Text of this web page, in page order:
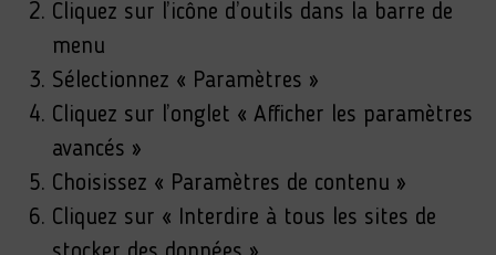
Cliquez sur l’icône d’outils dans la barre de
menu
Sélectionnez « Paramètres »
Cliquez sur l’onglet « Afficher les paramètres
avancés »
Choisissez « Paramètres de contenu »
Cliquez sur « Interdire à tous les sites de